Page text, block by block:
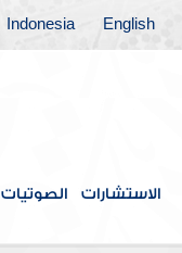
English
Indonesia
الاستشارات الصوتيات